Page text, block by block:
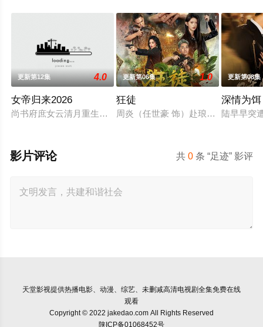
更新第12集 4.0
女帝归来2026
尚书府庶女云清月重生归来，手撕媂姐媂母洗刷前世屈辱，结
更新第06集 1.0
狂徒
周炎（任世豪 饰）赴琅迦寻未婚妻
更新第08集
深情为饵
陆早早突
共0 条 “足迹” 影评
影片评论
天堂影视提供热播电影、动漫、综艺、未删减高清电视剧全集免费在线
观看
Copyright © 2022 jakedao.com All Rights Reserved
陕ICP备01068452号